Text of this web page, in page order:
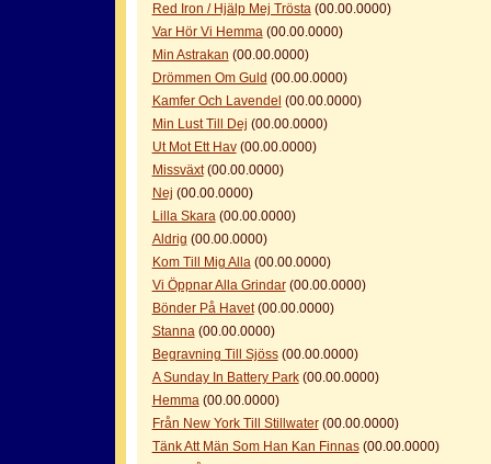
Red Iron / Hjälp Mej Trösta (00.00.0000)
Var Hör Vi Hemma (00.00.0000)
Min Astrakan (00.00.0000)
Drömmen Om Guld (00.00.0000)
Kamfer Och Lavendel (00.00.0000)
Min Lust Till Dej (00.00.0000)
Ut Mot Ett Hav(00.00.0000)
Missväxt(00.00.0000)
Nej (00.00.0000)
Lilla Skara (00.00.0000)
Aldrig (00.00.0000)
Kom Till Mig Alla (00.00.0000)
Vi Öppnar Alla Grindar(00.00.0000)
Bönder På Havet(00.00.0000)
Stanna (00.00.0000)
Begravning Till Sjöss(00.00.0000)
A Sunday In Battery Park(00.00.0000)
Hemma (00.00.0000)
Från New York Till Stillwater(00.00.0000)
Tänk Att Män Som Han Kan Finnas(00.00.0000)